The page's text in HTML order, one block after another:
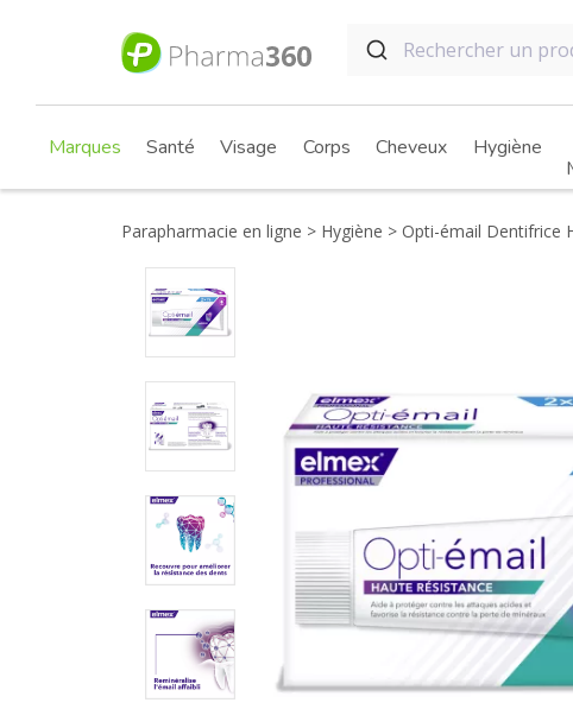
Marques Santé Visage Corps Cheveux Hygiène
Parapharmacie en ligne Hygiène Opti-émail Dentifrice